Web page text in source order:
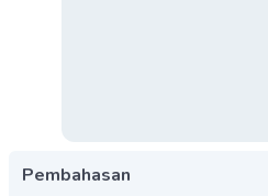
Pembahasan